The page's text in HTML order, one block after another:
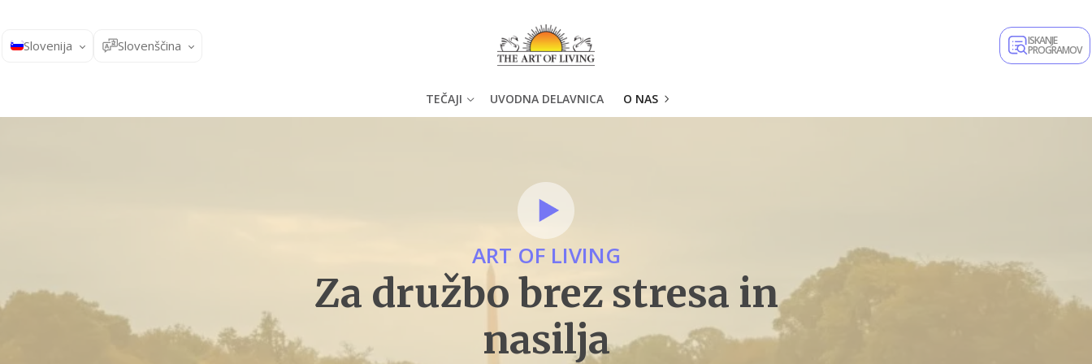
Slovenija Slovenščina ISKANJE
PROGRAMOV
TEČAJI UVODNA DELAVNICA O NAS
ART OF LIVING
Za družbo brez stresa in
nasilja